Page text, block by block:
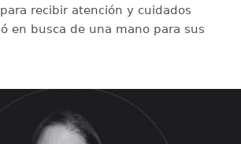
recibir atención y cuidados
en busca de una mano para sus